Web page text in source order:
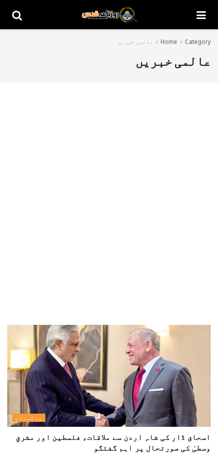
Home Category عالمی خبریں
عالمی خبریں
پاکستان
اسحاق ڈار کی شاہِ اردن سے ملاقات، فلسطین اور مشرقِ
وسطیٰ کی صورتحال پر اہم گفتگو